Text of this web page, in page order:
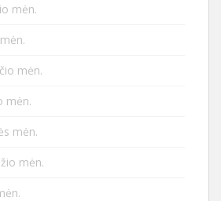
mėn.
mėn.
mėn.
mėn.
mėn.